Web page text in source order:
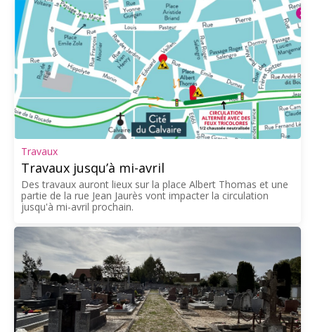
Travaux
Travaux jusqu’à mi-avril
Des travaux auront lieux sur la place Albert Thomas et une
partie de la rue Jean Jaurès vont impacter la circulation
jusqu'à mi-avril prochain.